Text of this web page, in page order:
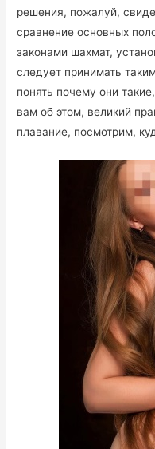
решения, пожалуй,
сравнение основных
законами шахмат,
следует принимать
понять почему они
вам об этом, великий
плавание, посмотрим,